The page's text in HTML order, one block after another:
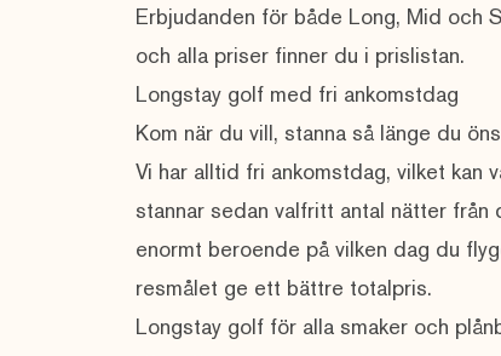
Erbjudanden för både Long, Mid och
och alla priser finner du i prislistan.
Longstay golf med fri ankomstdag
Kom när du vill, stanna så länge du
Vi har alltid fri ankomstdag, vilket kan
stannar sedan valfritt antal nätter från
enormt beroende på vilken dag du
resmålet ge ett bättre totalpris.
Longstay golf för alla smaker och